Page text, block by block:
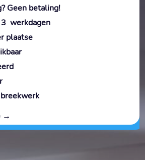
Geen betaling!
werkdagen
plaatse
→